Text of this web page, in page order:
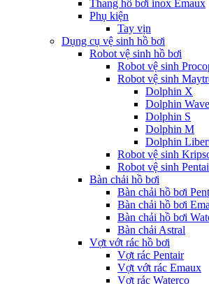
Thang hồ bơi inox Emaux
Phụ kiện
Tay vịn
Dụng cụ vệ sinh hồ bơi
Robot vệ sinh hồ bơi
Robot vệ sinh
Robot vệ sinh
Dolphin X
Dolphin Wave
Dolphin S
Dolphin M
Dolphin
Robot vệ sinh
Robot vệ sinh
Bàn chải hồ bơi
Bàn chải hồ bơi
Bàn chải hồ bơi
Bàn chải hồ bơi
Bàn chải Astral
Vợt vớt rác hồ bơi
Vợt rác Pentair
Vợt vớt rác Emaux
Vợt rác Waterco